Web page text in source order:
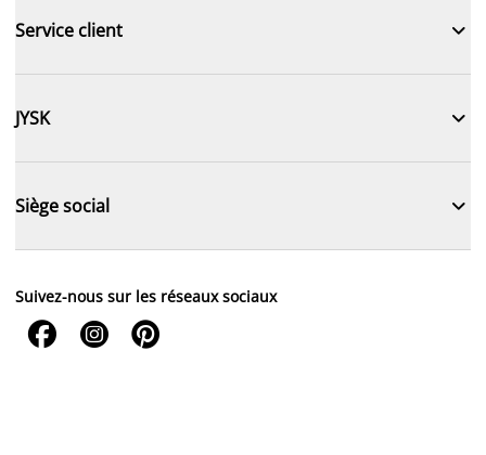
Service client 
JYSK 
Siège social 
Suivez-nous sur les réseaux sociaux
  